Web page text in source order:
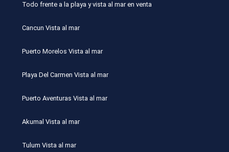
Todo frente a la playa y vista al mar en venta
Cancun Vista al mar
Puerto Morelos Vista al mar
Playa Del Carmen Vista al mar
Puerto Aventuras Vista al mar
Akumal Vista al mar
Tulum Vista al mar